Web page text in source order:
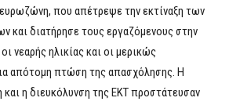
που απέτρεψε την εκτίναξη των
και διατήρησε τους εργαζόμενους στην
νεαρής ηλικίας και οι μερικώς
απότομη πτώση της απασχόλησης. Η
η διευκόλυνση της ΕΚΤ προστάτευσαν